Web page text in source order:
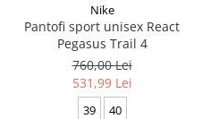
Nike
Pantofi sport unisex React
Pegasus Trail 4
760,00 Lei
531,99 Lei
39 40